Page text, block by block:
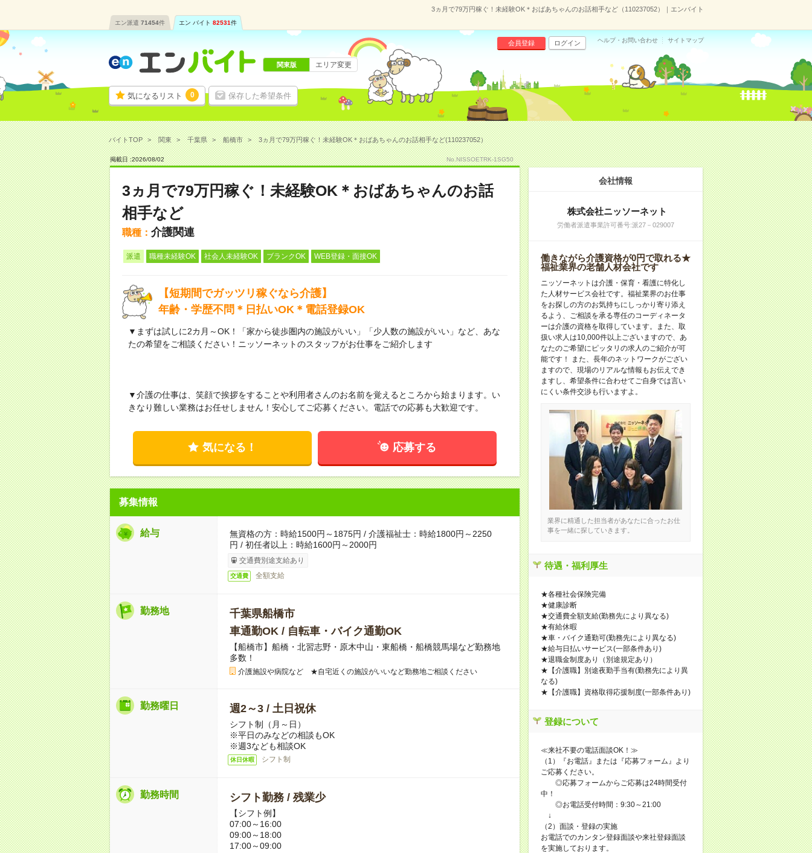
3ヵ月で79万円稼ぐ！未経験OK＊おばあちゃんのお話相手など（110237052）｜エンバイト
エン派遣 71454件 エン バイト 82531件
気になるリスト 0 保存した希望条件
会員登録 ログイン ヘルプ・お問い合わせ サイトマップ
関東版 エリア変更
バイトTOP 関東 千葉県 船橋市 3ヵ月で79万円稼ぐ！未経験OK＊おばあちゃんのお話相手など(110237052）
掲載日 :2026/08/02 No.NISSOETRK-1SG50
3ヵ月で79万円稼ぐ！未経験OK＊おばあちゃんのお話
相手など
職種： 介護関連
派遣 職種未経験OK 社会人未経験OK ブランクOK WEB登録・面接OK
【短期間でガッツリ稼ぐなら介護】
年齢・学歴不問＊日払いOK＊電話登録OK
▼まずは試しに2カ月～OK！「家から徒歩圏内の施設がいい」「少人数の施設がいい」など、あな
たの希望をご相談ください！ニッソーネットのスタッフがお仕事をご紹介します
▼介護の仕事は、笑顔で挨拶をすることや利用者さんのお名前を覚えるところから始まります。い
きなり難しい業務はお任せしません！安心してご応募ください。電話での応募も大歓迎です。
気になる！ 応募する
募集情報
給与
無資格の方：時給1500円～1875円 / 介護福祉士：時給1800円～2250
円 / 初任者以上：時給1600円～2000円
交通費別途支給あり
交通費 全額支給
勤務地
千葉県船橋市
車通勤OK / 自転車・バイク通勤OK
【船橋市】船橋・北習志野・原木中山・東船橋・船橋競馬場など勤務地
多数！
介護施設や病院など ★自宅近くの施設がいいなど勤務地ご相談ください
勤務曜日 週2～3 / 土日祝休
シフト制（月～日）
※平日のみなどの相談もOK
※週3なども相談OK
休日休暇 シフト制
勤務時間 シフト勤務 / 残業少
【シフト例】
07:00～16:00
09:00～18:00
17:00～09:00
会社情報
株式会社ニッソーネット
労働者派遣事業許可番号:派27－029007
働きながら介護資格が0円で取れる★
福祉業界の老舗人材会社です
ニッソーネットは介護・保育・看護に特化し
た人材サービス会社です。福祉業界のお仕事
をお探しの方のお気持ちにしっかり寄り添え
るよう、ご相談を承る専任のコーディネータ
ーは介護の資格を取得しています。また、取
扱い求人は10,000件以上ございますので、あ
なたのご希望にピッタリの求人のご紹介が可
能です！ また、長年のネットワークがござい
ますので、現場のリアルな情報もお伝えでき
ますし、希望条件に合わせてご自身では言い
にくい条件交渉も行いますよ。
業界に精通した担当者があなたに合ったお仕
事を一緒に探していきます。
待遇・福利厚生
★各種社会保険完備
★健康診断
★交通費全額支給(勤務先により異なる)
★有給休暇
★車・バイク通勤可(勤務先により異なる)
★給与日払いサービス(一部条件あり)
★退職金制度あり（別途規定あり）
★【介護職】別途夜勤手当有(勤務先により異
なる)
★【介護職】資格取得応援制度(一部条件あり)
登録について
≪来社不要の電話面談OK！≫
（1）『お電話』または『応募フォーム』より
ご応募ください。
◎応募フォームからご応募は24時間受付
中！
◎お電話受付時間：9:30～21:00
↓
（2）面談・登録の実施
お電話でのカンタン登録面談や来社登録面談
を実施しております。